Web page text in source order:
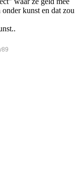
kunst en dat zou